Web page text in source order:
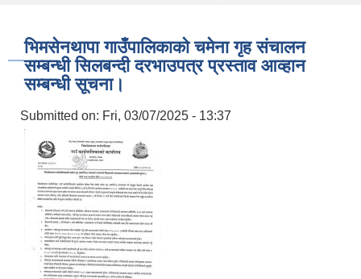
भिमसेनथापा गाउँपालिकाको चमेना गृह संचालन
सम्बन्धी सिलबन्दी दरभाउपत्र प्रस्ताव आव्हान
सम्बन्धी सूचना।
Submitted on: Fri, 03/07/2025 - 13:37